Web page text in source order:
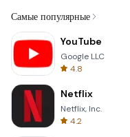
Самые популярные
YouTube
Google LLC
4.8
Netflix
Netflix, Inc.
4.2